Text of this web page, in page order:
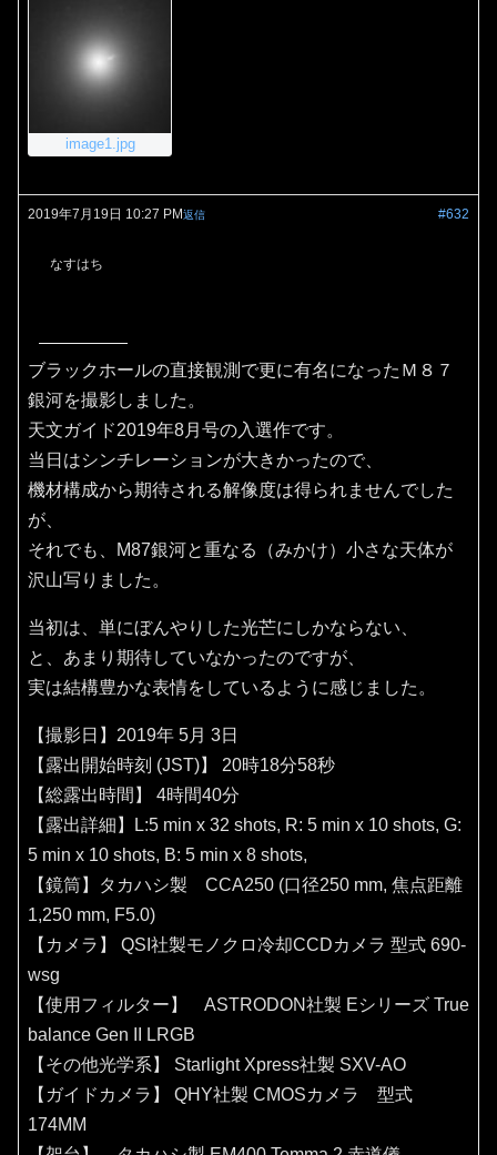
image1.jpg
2019年7月19日 10:27 PM #632
返信
なすはち
ブラックホールの直接観測で更に有名になったＭ８７
銀河を撮影しました。
天文ガイド2019年8月号の入選作です。
当日はシンチレーションが大きかったので、
機材構成から期待される解像度は得られませんでした
が、
それでも、M87銀河と重なる（みかけ）小さな天体が
沢山写りました。
当初は、単にぼんやりした光芒にしかならない、
と、あまり期待していなかったのですが、
実は結構豊かな表情をしているように感じました。
【撮影日】2019年 5月 3日
【露出開始時刻 (JST)】 20時18分58秒
【総露出時間】 4時間40分
【露出詳細】L:5 min x 32 shots, R: 5 min x 10 shots, G:
5 min x 10 shots, B: 5 min x 8 shots,
【鏡筒】タカハシ製 CCA250 (口径250 mm, 焦点距離
1,250 mm, F5.0)
【カメラ】 QSI社製モノクロ冷却CCDカメラ 型式 690-
wsg
【使用フィルター】 ASTRODON社製 Eシリーズ True
balance Gen II LRGB
【その他光学系】 Starlight Xpress社製 SXV-AO
【ガイドカメラ】 QHY社製 CMOSカメラ 型式
174MM